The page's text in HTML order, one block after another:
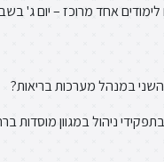
לימודים אחד מרוכז – יום
במנהל מערכות בריאות?
ניהול במגוון